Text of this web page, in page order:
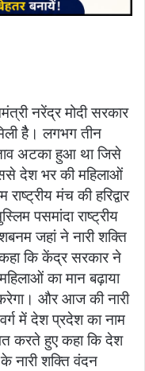
नरेंद्र मोदी सरकार
हैै। लगभग तीन
अटका हुआ था जिसे
देश भर की महिलाओं
मंच की हरिद्वार
पसमांदा राष्ट्रीय
जहां ने नारी शक्ति
कि केंद्र सरकार ने
का मान बढ़ाया
और आज की नारी
में देश प्रदेश का नाम
करते हुए कहा कि देश
नारी शक्ति वंदन